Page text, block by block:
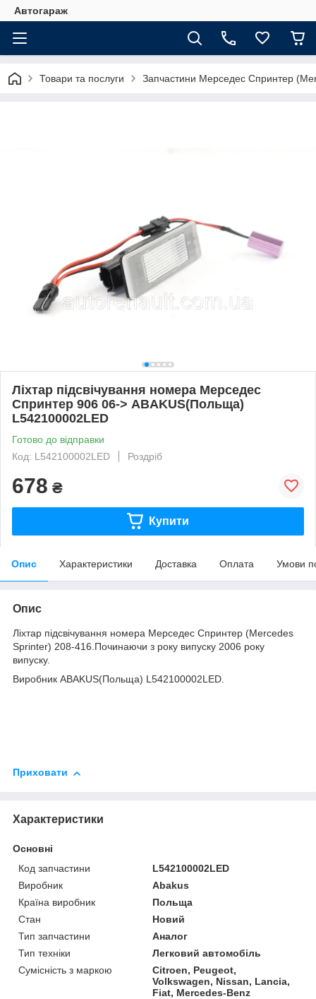
Автогараж
Товари та послуги Запчастини Мерседес Спринтер
Ліхтар підсвічування номера Мерседес
Спринтер 906 06-> ABAKUS(Польща)
L542100002LED
Готово до відправки
Код: L542100002LED
Роздріб
678 ₴
Купити
Опис Характеристики Доставка Оплата Умови
Опис
Ліхтар підсвічування номера Мерседес Спринтер (Mercedes
Sprinter) 208-416.Починаючи з року випуску 2006 року
випуску.
Виробник ABAKUS(Польща) L542100002LED.
Приховати
Характеристики
Основні
Код запчастини
L542100002LED
Виробник
Abakus
Країна виробник
Польща
Стан
Новий
Тип запчастини
Аналог
Тип техніки
Легковий автомобіль
Сумісність з маркою
Citroen, Peugeot,
Volkswagen, Nissan, Lancia,
Fiat, Mercedes-Benz